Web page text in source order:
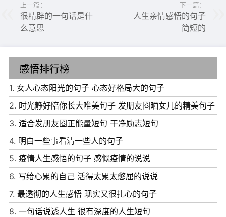
上一篇：
很精辟的一句话是什
么意思
下一篇：
人生亲情感悟的句子
简短的
感悟排行榜
1. 女人心态阳光的句子 心态好格局大的句子
2. 时光静好陪你长大唯美句子 发朋友圈晒女儿的精美句子
3. 适合发朋友圈正能量短句 干净励志短句
4. 明白一些事看清一些人的句子
5. 疫情人生感悟的句子 感慨疫情的说说
6. 写给心累的自己 活得太累太憋屈的说说
7. 最透彻的人生感悟 现实又很扎心的句子
8. 一句话说透人生 很有深度的人生短句